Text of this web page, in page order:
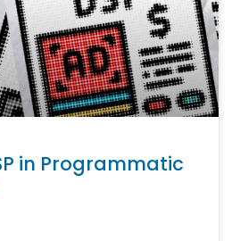
in Programmatic